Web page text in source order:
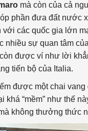
mà còn của cả
phần đưa đất nước
với các quốc gia lớn
nhiều sự quan tâm
được ví như lời
tiến bộ của Italia.
được một chai
khá “mềm” như thế
không thưởng thức